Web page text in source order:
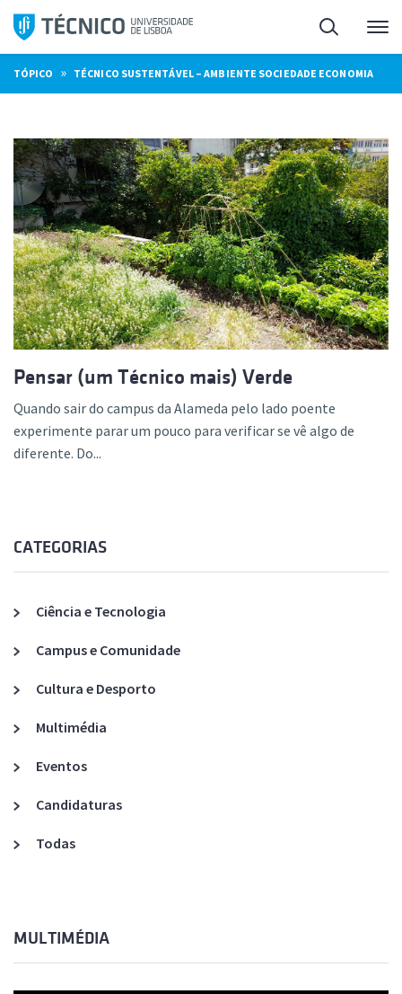
Saltar
para
o
conteúdo
Pesquisa
TÓPICO » TÉCNICO SUSTENTÁVEL – AMBIENTE SOCIEDADE ECONOMIA
Pensar (um Técnico mais) Verde
Quando sair do campus da Alameda pelo lado poente
experimente parar um pouco para verificar se vê algo de
diferente. Do...
CATEGORIAS
Ciência e Tecnologia
Campus e Comunidade
Cultura e Desporto
Multimédia
Eventos
Candidaturas
Todas
MULTIMÉDIA